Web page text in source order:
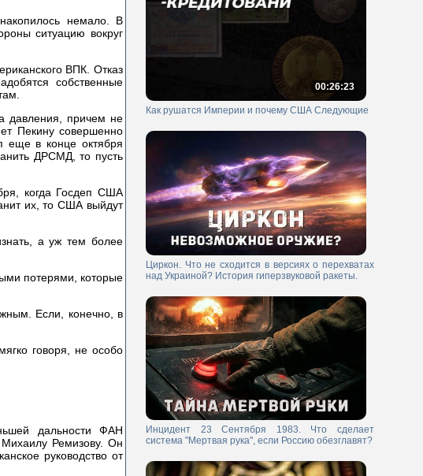
немало. В
ситуацию вокруг
ВПК. Отказ
собственные
давления, причем не
Пекину совершенно
еще в конце октября
ДРСМД, то пусть
когда Госдеп США
их, то США выйдут
а уж тем более
потерями, которые
Если, конечно, в
говоря, не особо
дальности ФАН
Михаилу Ремизову. Он
руководство от
00:26:23
Как рушатся Империи и почему США Следующие
Циркон. Что не сходится в версиях о перехватах
над Украиной? История гиперзвуковой ракеты.
Инцидент 23 Сентября 1983. Что сделает
система "Мертвая рука", если Россию обезглавят?